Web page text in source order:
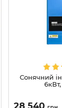
Сонячний